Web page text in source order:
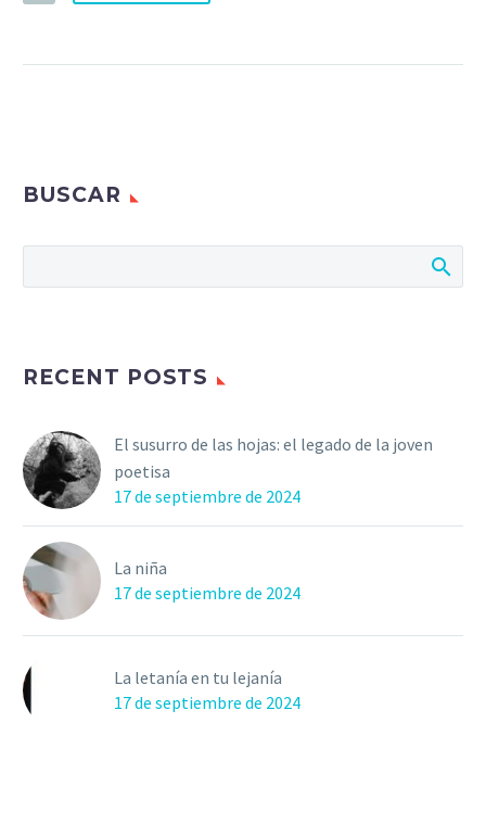
BUSCAR
RECENT POSTS
El susurro de las hojas: el legado de la joven
poetisa
17 de septiembre de 2024
La niña
17 de septiembre de 2024
La letanía en tu lejanía
17 de septiembre de 2024